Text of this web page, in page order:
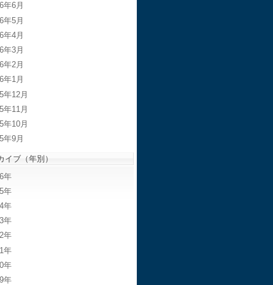
年6月
年5月
年4月
年3月
年2月
年1月
年12月
年11月
年10月
年9月
イブ（年別）